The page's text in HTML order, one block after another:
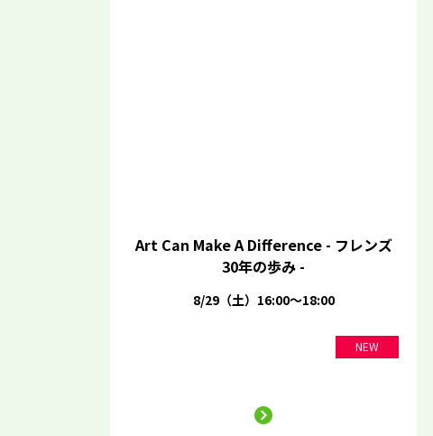
Art Can Make A Difference - フレンズ
30年の歩み -
8/29（土）16:00～18:00
NEW